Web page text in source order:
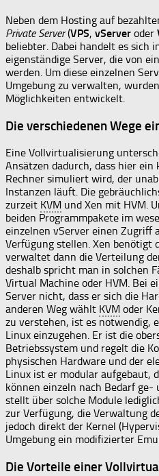
Neben dem Hosting auf
Private Server(VPS, vServer oder
beliebter. Dabei handelt es sich
eigenständige Server, die von
werden. Um diese einzelnen
Umgebung zu verwalten,
Möglichkeiten entwickelt.
Die verschiedenen Wege
Eine Vollvirtualisierung
Ansätzen dadurch, dass hier
Rechner simuliert wird, der
Instanzen läuft. Die
zurzeit KVM und Xen mit HVM.
beiden Programmpakete im
einzelnen vServer einen Zugriff
Verfügung stellen. Xen benötigt
verwaltet dann die Verteilung
deshalb spricht man in solchen
Virtual Machine oder HVM. Bei
Server nicht, dass er sich die
anderen Weg wählt KVM oder
zu verstehen, ist es notwendig,
Linux einzugehen. Er ist die
Betriebssystem und regelt die
physischen Hardware und der
Linux ist er modular aufgebaut,
können einzeln nach Bedarf ge-
stellt über solche Module
zur Verfügung, die Verwaltung
jedoch direkt der Kernel
Umgebung ein modifizierter
Die Vorteile einer